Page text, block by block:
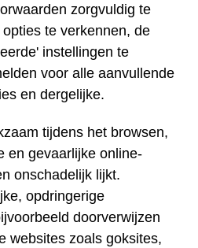
zorgvuldig te
te verkennen, de
instellingen te
voor alle aanvullende
en dergelijke.
tijdens het browsen,
en gevaarlijke online-
onschadelijk lijkt.
opdringerige
doorverwijzen
websites zoals goksites,